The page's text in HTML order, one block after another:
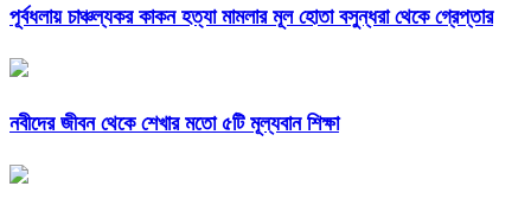
পূর্বধলায় চাঞ্চল্যকর কাকন হত্যা মামলার মূল হোতা বসুন্ধরা থেকে গ্রেপ্তার
নবীদের জীবন থেকে শেখার মতো ৫টি মূল্যবান শিক্ষা